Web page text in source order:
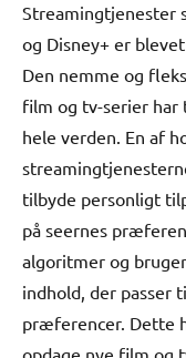
Streamingtjenester
og Disney+ er
Den nemme og
film og tv-serier
hele verden. En af
tilbyde personligt
på seernes
algoritmer og
indhold, der passer
præferencer. Dette